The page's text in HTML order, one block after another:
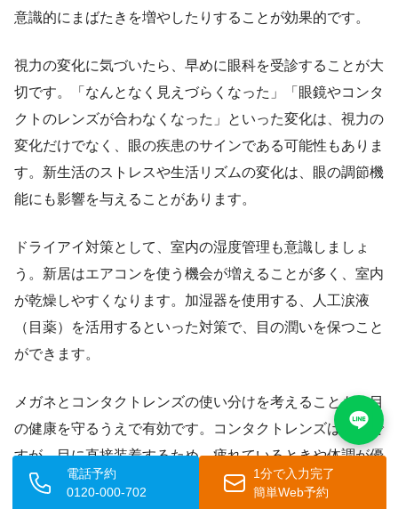
意識的にまばたきを増やしたりすることが効果的です。
視力の変化に気づいたら、早めに眼科を受診することが大
切です。「なんとなく見えづらくなった」「眼鏡やコンタ
クトのレンズが合わなくなった」といった変化は、視力の
変化だけでなく、眼の疾患のサインである可能性もありま
す。新生活のストレスや生活リズムの変化は、眼の調節機
能にも影響を与えることがあります。
ドライアイ対策として、室内の湿度管理も意識しましょ
う。新居はエアコンを使う機会が増えることが多く、室内
が乾燥しやすくなります。加湿器を使用する、人工涙液
（目薬）を活用するといった対策で、目の潤いを保つこと
ができます。
メガネとコンタクトレンズの使い分けを考えることも、目
の健康を守るうえで有効です。コンタクトレンズは便利で
すが、目に直接装着するため、疲れているときや体調が優
れないときにはメガネに切り替えることが目の負担を軽減
電話予約
0120-000-702
1分で入力完了
簡単Web予約